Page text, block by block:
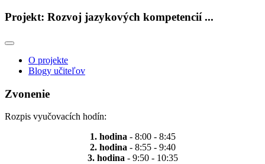
Projekt: Rozvoj jazykových kompetencií ...
O projekte
Blogy učiteľov
Zvonenie
Rozpis vyučovacích hodín:
1. hodina- 8:00 - 8:45
2. hodina- 8:55 - 9:40
3. hodina- 9:50 - 10:35